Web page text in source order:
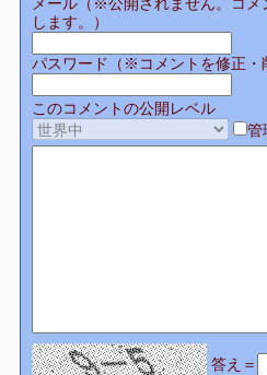
します。）
パスワード（※コメントを修正・
このコメントの公開レベル
管
答え＝